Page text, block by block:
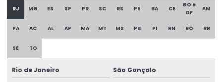
RJ MG ES SP PR SC RS PE BA CE
GO e
DF
AM
PA AC AL AP MA MT MS PB PI RN RO RR
SE TO
Rio de Janeiro São Gonçalo